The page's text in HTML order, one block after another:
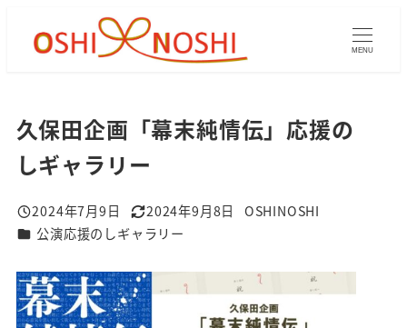
ン
テ
ン
へ
動
MENU
久保田企画「幕末純情伝」応援の
しギャラリー
投稿日
2024年7月9日
更新日
2024年9月8日
著
OSHINOSHI
ギャラリーカテゴリ
公演応援のしギャラリー